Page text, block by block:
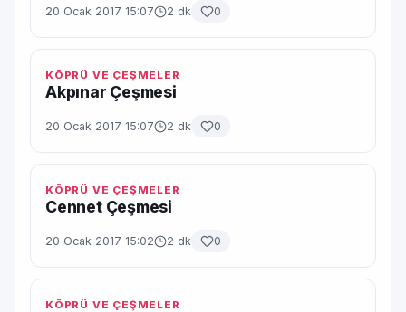
20 Ocak 2017 15:07 2 dk 0
KÖPRÜ VE ÇEŞMELER
Akpınar Çeşmesi
20 Ocak 2017 15:07 2 dk 0
KÖPRÜ VE ÇEŞMELER
Cennet Çeşmesi
20 Ocak 2017 15:02 2 dk 0
KÖPRÜ VE ÇEŞMELER